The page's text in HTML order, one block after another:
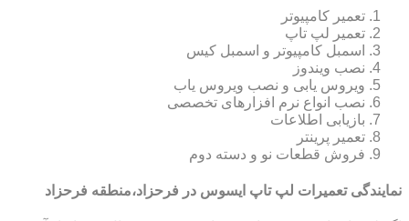
تعمیر کامپیوتر
تعمیر لپ تاپ
اسمبل کامپیوتر و اسمبل کیس
نصب ویندوز
ویروس یابی و نصب ویروس یاب
نصب انواع نرم افزارهای تخصصی
بازیابی اطلاعات
تعمیر پرینتر
فروش قطعات نو و دسته دوم
نمایندگی تعمیرات لپ تاپ ایسوس در فرحزاد،منطقه فرحزاد